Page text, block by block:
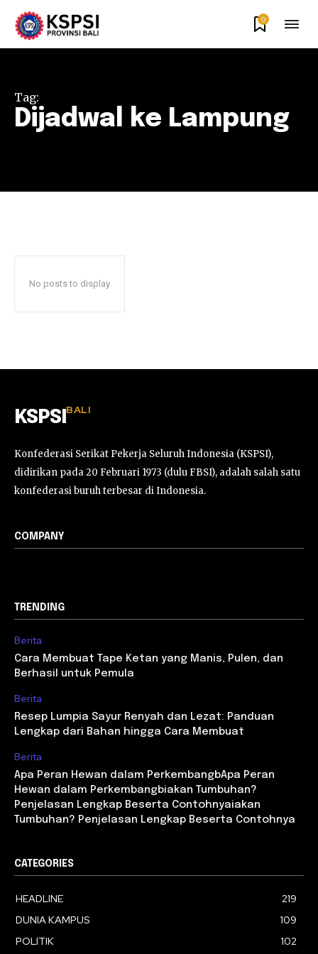
0
Tag:
Dijadwal ke Lampung
No posts to display
KSPSI BALI
Konfederasi Serikat Pekerja Seluruh Indonesia (KSPSI),
didirikan pada 20 Februari 1973 (dulu FBSI), adalah salah satu
konfederasi buruh terbesar di Indonesia.
COMPANY
TRENDING
Berita
Cara Membuat Tape Ketan yang Manis, Pulen, dan
Berhasil untuk Pemula
Berita
Resep Lumpia Sayur Renyah dan Lezat: Panduan
Lengkap dari Bahan hingga Cara Membuat
Berita
Apa Peran Hewan dalam PerkembangbApa Peran
Hewan dalam Perkembangbiakan Tumbuhan?
Penjelasan Lengkap Beserta Contohnyaiakan
Tumbuhan? Penjelasan Lengkap Beserta Contohnya
CATEGORIES
HEADLINE
219
DUNIA KAMPUS
109
POLITIK
102